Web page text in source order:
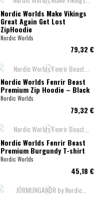
Nordic Worlds Make Vikings
Great Again Get Lost
ZipHoodie
Nordic Worlds
79,32 €
Nordic Worlds Fenrir Beast
Premium Zip Hoodie – Black
Nordic Worlds
79,32 €
Nordic Worlds Fenrir Beast
Premium Burgundy T-shirt
Nordic Worlds
45,18 €